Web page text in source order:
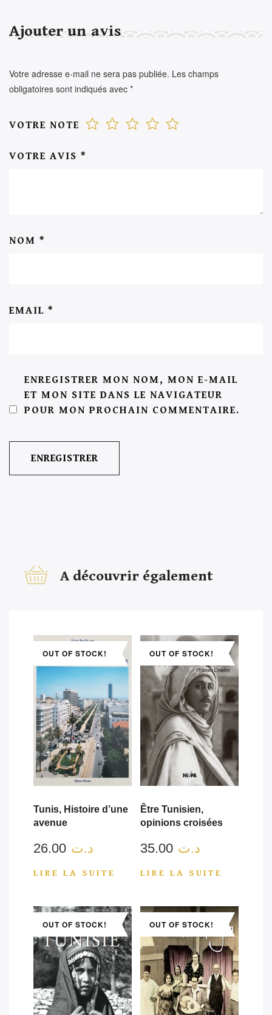
Ajouter un avis
Votre adresse e-mail ne sera pas publiée. Les champs
obligatoires sont indiqués avec *
VOTRE NOTE
VOTRE AVIS *
NOM *
EMAIL *
ENREGISTRER MON NOM, MON E-MAIL
ET MON SITE DANS LE NAVIGATEUR
POUR MON PROCHAIN COMMENTAIRE.
A découvrir également
OUT OF STOCK!
Tunis, Histoire d’une
avenue
د.ت
LIRE LA SUITE
OUT OF STOCK!
Être Tunisien,
opinions croisées
د.ت 35.00
LIRE LA SUITE
OUT OF STOCK! OUT OF STOCK!